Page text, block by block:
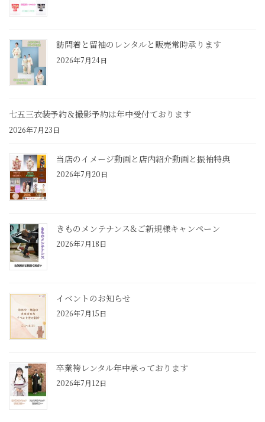
訪問着と留袖のレンタルと販売常時承ります
2026年7月24日
七五三衣装予約＆撮影予約は年中受付ております
2026年7月23日
当店のイメージ動画と店内紹介動画と振袖特典
2026年7月20日
きものメンテナンス&ご新規様キャンペーン
2026年7月18日
イベントのお知らせ
2026年7月15日
卒業袴レンタル年中承っております
2026年7月12日